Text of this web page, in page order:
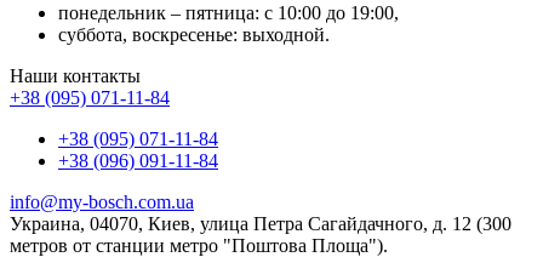
понедельник – пятница: с 10:00 до 19:00,
суббота, воскресенье: выходной.
Наши контакты
+38 (095) 071-11-84
+38 (095) 071-11-84
+38 (096) 091-11-84
info@my-bosch.com.ua
Украина, 04070, Киев, улица Петра Сагайдачного, д. 12 (300
метров от станции метро "Поштова Площа").